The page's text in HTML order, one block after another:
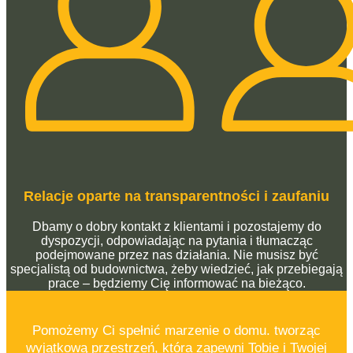
Relacje oparte na transparentności i zaufaniu
Dbamy o dobry kontakt z klientami i pozostajemy do
dyspozycji, odpowiadając na pytania i tłumacząc
podejmowane przez nas działania. Nie musisz być
specjalistą od budownictwa, żeby wiedzieć, jak przebiegają
prace – będziemy Cię informować na bieżąco.
Pomożemy Ci spełnić marzenie o domu. tworząc
wyjątkową przestrzeń, która zapewni Tobie i Twojej